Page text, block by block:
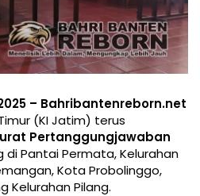
– Bahribantenreborn.net
(KI Jatim) terus
Pertanggungjawaban
di Pantai Permata, Kelurahan
Kota Probolinggo,
Kelurahan Pilang.